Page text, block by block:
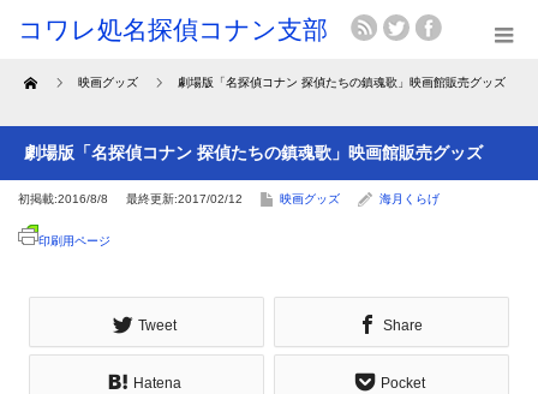
Home 映画グッズ 劇場版「名探偵コナン 探偵たちの鎮魂歌」映画館販売グッズ
劇場版「名探偵コナン 探偵たちの鎮魂歌」映画館販売グッズ
初掲載:2016/8/8 最終更新:2017/02/12 映画グッズ 海月くらげ
印刷用ページ
Tweet Share
Hatena Pocket